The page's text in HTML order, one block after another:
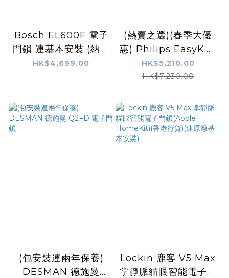
Bosch EL600F 電子
門鎖 連基本安裝 (納米
黑,墨岩灰,琥珀金)
HK$4,699.00
(熱賣之選)(春季大優
惠) Philips EasyKey
DDL702 FVP 人臉辨
識門眼智慧門鎖（原廠
HK$5,210.00
HK$7,230.00
(包安裝連兩年保養)
DESMAN 德施曼
Lockin 鹿客 V5 Max
掌靜脈貓眼智能電子門